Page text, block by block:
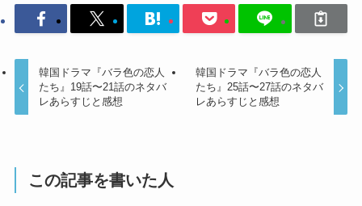
韓国ドラマ『バラ色の恋人
たち』19話〜21話のネタバ
レあらすじと感想
韓国ドラマ『バラ色の恋人
たち』25話〜27話のネタバ
レあらすじと感想
この記事を書いた人